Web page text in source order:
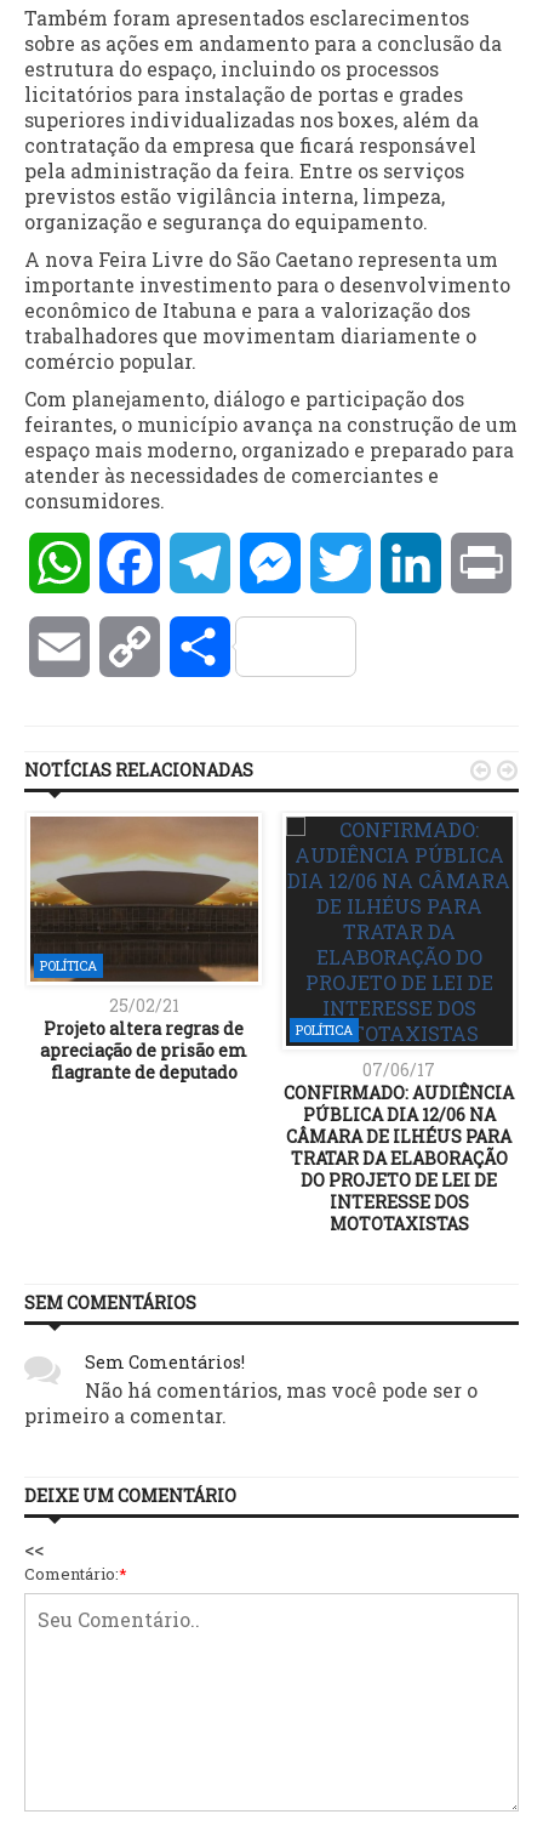
Também foram apresentados esclarecimentos
sobre as ações em andamento para a conclusão da
estrutura do espaço, incluindo os processos
licitatórios para instalação de portas e grades
superiores individualizadas nos boxes, além da
contratação da empresa que ficará responsável
pela administração da feira. Entre os serviços
previstos estão vigilância interna, limpeza,
organização e segurança do equipamento.
A nova Feira Livre do São Caetano representa um
importante investimento para o desenvolvimento
econômico de Itabuna e para a valorização dos
trabalhadores que movimentam diariamente o
comércio popular.
Com planejamento, diálogo e participação dos
feirantes, o município avança na construção de um
espaço mais moderno, organizado e preparado para
atender às necessidades de comerciantes e
consumidores.
WhatsAppFacebookTelegramMessengerTwitter LinkedIn
Email Copy Compartilhar
NOTÍCIAS RELACIONADAS
POLÍTICA
25/02/21
Projeto altera regras de
apreciação de prisão em
flagrante de deputado
POLÍTICA
07/06/17
CONFIRMADO: AUDIÊNCIA
PÚBLICA DIA 12/06 NA
CÂMARA DE ILHÉUS PARA
TRATAR DA ELABORAÇÃO
DO PROJETO DE LEI DE
INTERESSE DOS
MOTOTAXISTAS
 
SEM COMENTÁRIOS
Sem Comentários!
Não há comentários, mas você pode ser o
primeiro a comentar.
DEIXE UM COMENTÁRIO
<<
Comentário:*